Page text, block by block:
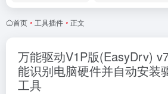
首页 • 工具插件 • 正文
万能驱动V1P版(EasyDrv)
能识别电脑硬件并自动安装
工具